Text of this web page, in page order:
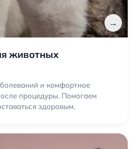
→
животных
и комфортное
процедуры. Помогаем
здоровым.